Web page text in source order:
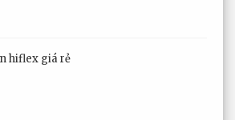
hiflex giá rẻ